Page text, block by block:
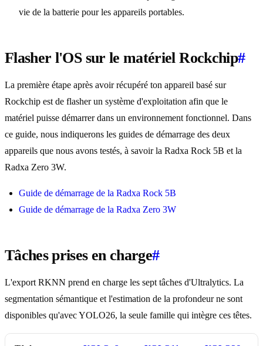
vie de la batterie pour les appareils portables.
Flasher l'OS sur le matériel Rockchip#
La première étape après avoir récupéré ton appareil basé sur
Rockchip est de flasher un système d'exploitation afin que le
matériel puisse démarrer dans un environnement fonctionnel. Dans
ce guide, nous indiquerons les guides de démarrage des deux
appareils que nous avons testés, à savoir la Radxa Rock 5B et la
Radxa Zero 3W.
Guide de démarrage de la Radxa Rock 5B
Guide de démarrage de la Radxa Zero 3W
Tâches prises en charge#
L'export RKNN prend en charge les sept tâches d'Ultralytics. La
segmentation sémantique et l'estimation de la profondeur ne sont
disponibles qu'avec YOLO26, la seule famille qui intègre ces têtes.